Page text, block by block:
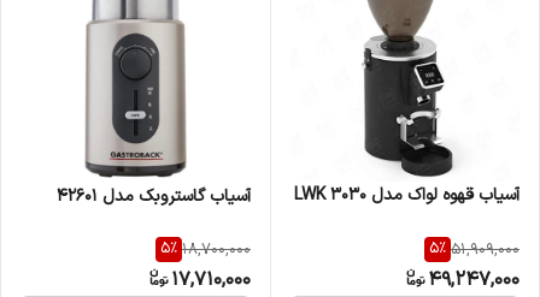
آسیاب قهوه لواک مدل LWK 3030
51,909,000
5%
49,247,000
آسیاب گاستروبک مدل 42601
18,700,000
5%
17,710,000